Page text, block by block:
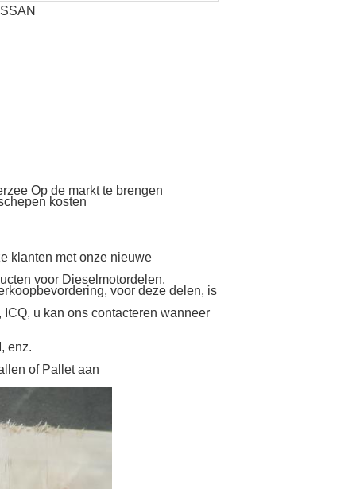
Op de markt te brengen
kosten
klanten met onze nieuwe
voor Dieselmotordelen.
voor deze delen, is
u kan ons contacteren wanneer
enz.
of Pallet aan